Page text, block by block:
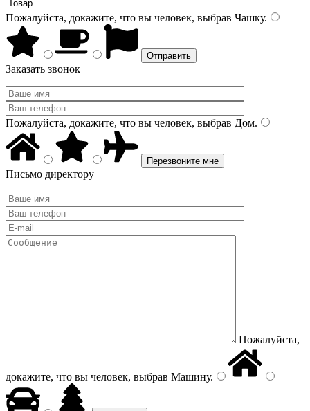
Пожалуйста, докажите, что вы человек, выбрав Чашку.
Заказать звонок
Пожалуйста, докажите, что вы человек, выбрав Дом.
Письмо директору
Пожалуйста,
докажите, что вы человек, выбрав Машину.